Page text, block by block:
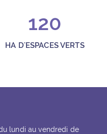
120
HA D'ESPACES VERTS
lundi au vendredi de